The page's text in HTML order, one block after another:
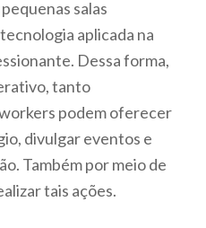
salas
aplicada na
Dessa forma,
tanto
podem oferecer
divulgar eventos e
Também por meio de
tais ações.